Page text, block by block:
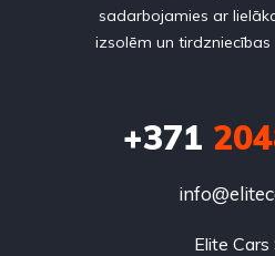
sadarbojamies ar
izsolēm un
+371
Elite Cars